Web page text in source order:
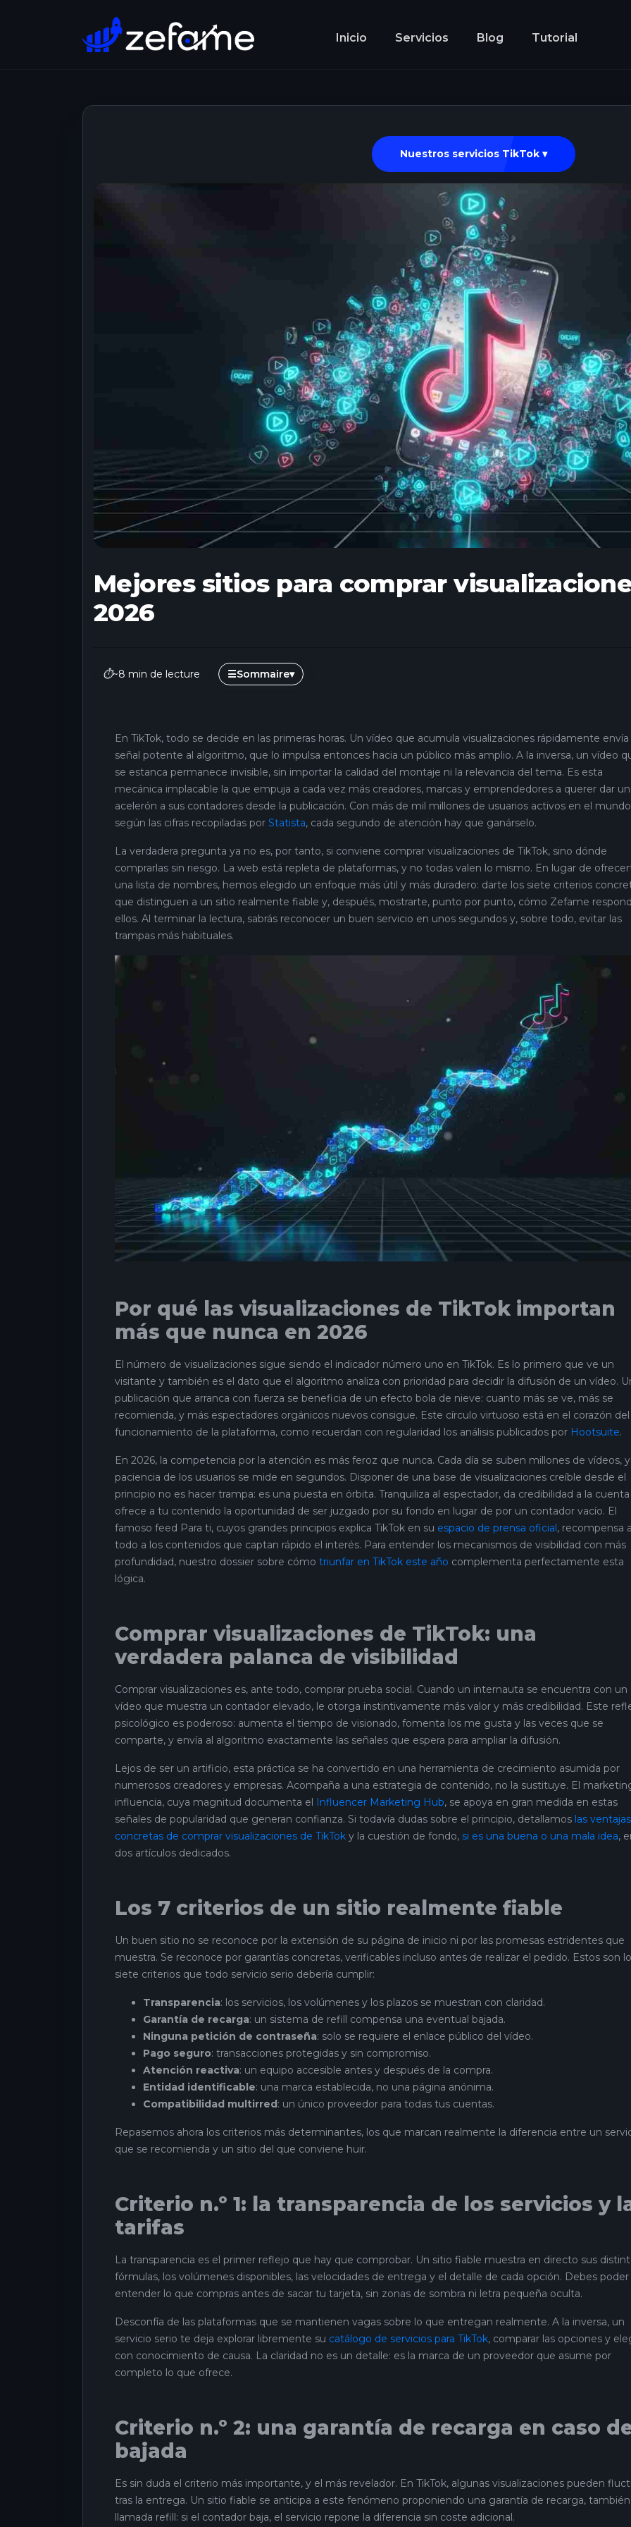
Inicio Servicios Blog Tutorial
Nuestros servicios TikTok ▾
Mejores sitios para comprar
2026
⏱~8 min de lecture ☰Sommaire▾
En TikTok, todo se decide en las primeras horas. Un vídeo que acumula visualizaciones rápidamente envía
señal potente al algoritmo, que lo impulsa entonces hacia un público más amplio. A la inversa, un vídeo
se estanca permanece invisible, sin importar la calidad del montaje ni la relevancia del tema. Es esta
mecánica implacable la que empuja a cada vez más creadores, marcas y emprendedores a querer dar un
acelerón a sus contadores desde la publicación. Con más de mil millones de usuarios activos en el
según las cifras recopiladas por Statista, cada segundo de atención hay que ganárselo.
La verdadera pregunta ya no es, por tanto, si conviene comprar visualizaciones de TikTok, sino dónde
comprarlas sin riesgo. La web está repleta de plataformas, y no todas valen lo mismo. En lugar de
una lista de nombres, hemos elegido un enfoque más útil y más duradero: darte los siete criterios
que distinguen a un sitio realmente fiable y, después, mostrarte, punto por punto, cómo Zefame
ellos. Al terminar la lectura, sabrás reconocer un buen servicio en unos segundos y, sobre todo, evitar las
trampas más habituales.
Por qué las visualizaciones de TikTok importan
más que nunca en 2026
El número de visualizaciones sigue siendo el indicador número uno en TikTok. Es lo primero que ve un
visitante y también es el dato que el algoritmo analiza con prioridad para decidir la difusión de un vídeo.
publicación que arranca con fuerza se beneficia de un efecto bola de nieve: cuanto más se ve, más se
recomienda, y más espectadores orgánicos nuevos consigue. Este círculo virtuoso está en el corazón del
funcionamiento de la plataforma, como recuerdan con regularidad los análisis publicados por Hootsuite.
En 2026, la competencia por la atención es más feroz que nunca. Cada día se suben millones de vídeos, y
paciencia de los usuarios se mide en segundos. Disponer de una base de visualizaciones creíble desde el
principio no es hacer trampa: es una puesta en órbita. Tranquiliza al espectador, da credibilidad a la
ofrece a tu contenido la oportunidad de ser juzgado por su fondo en lugar de por un contador vacío. El
famoso feed Para ti, cuyos grandes principios explica TikTok en su espacio de prensa oficial, recompensa
todo a los contenidos que captan rápido el interés. Para entender los mecanismos de visibilidad con más
profundidad, nuestro dossier sobre cómo triunfar en TikTok este año complementa perfectamente esta
lógica.
Comprar visualizaciones de TikTok: una
verdadera palanca de visibilidad
Comprar visualizaciones es, ante todo, comprar prueba social. Cuando un internauta se encuentra con un
vídeo que muestra un contador elevado, le otorga instintivamente más valor y más credibilidad. Este
psicológico es poderoso: aumenta el tiempo de visionado, fomenta los me gusta y las veces que se
comparte, y envía al algoritmo exactamente las señales que espera para ampliar la difusión.
Lejos de ser un artificio, esta práctica se ha convertido en una herramienta de crecimiento asumida por
numerosos creadores y empresas. Acompaña a una estrategia de contenido, no la sustituye. El
influencia, cuya magnitud documenta el Influencer Marketing Hub, se apoya en gran medida en estas
señales de popularidad que generan confianza. Si todavía dudas sobre el principio, detallamos las ventajas
concretas de comprar visualizaciones de TikTok y la cuestión de fondo, si es una buena o una mala idea,
dos artículos dedicados.
Los 7 criterios de un sitio realmente fiable
Un buen sitio no se reconoce por la extensión de su página de inicio ni por las promesas estridentes que
muestra. Se reconoce por garantías concretas, verificables incluso antes de realizar el pedido. Estos son
siete criterios que todo servicio serio debería cumplir:
Transparencia: los servicios, los volúmenes y los plazos se muestran con claridad.
Garantía de recarga: un sistema de refill compensa una eventual bajada.
Ninguna petición de contraseña: solo se requiere el enlace público del vídeo.
Pago seguro: transacciones protegidas y sin compromiso.
Atención reactiva: un equipo accesible antes y después de la compra.
Entidad identificable: una marca establecida, no una página anónima.
Compatibilidad multirred: un único proveedor para todas tus cuentas.
Repasemos ahora los criterios más determinantes, los que marcan realmente la diferencia entre un
que se recomienda y un sitio del que conviene huir.
Criterio n.º 1: la transparencia de los servicios y
tarifas
La transparencia es el primer reflejo que hay que comprobar. Un sitio fiable muestra en directo sus
fórmulas, los volúmenes disponibles, las velocidades de entrega y el detalle de cada opción. Debes poder
entender lo que compras antes de sacar tu tarjeta, sin zonas de sombra ni letra pequeña oculta.
Desconfía de las plataformas que se mantienen vagas sobre lo que entregan realmente. A la inversa, un
servicio serio te deja explorar libremente su catálogo de servicios para TikTok, comparar las opciones y
con conocimiento de causa. La claridad no es un detalle: es la marca de un proveedor que asume por
completo lo que ofrece.
Criterio n.º 2: una garantía de recarga en caso
bajada
Es sin duda el criterio más importante, y el más revelador. En TikTok, algunas visualizaciones pueden
tras la entrega. Un sitio fiable se anticipa a este fenómeno proponiendo una garantía de recarga, también
llamada refill: si el contador baja, el servicio repone la diferencia sin coste adicional.